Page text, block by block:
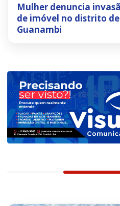
Mulher denuncia
de imóvel no distrito
Guanambi